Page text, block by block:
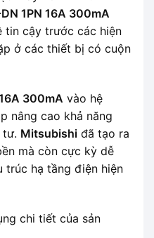
1PN 16A 300mA
tin cậy trước các hiện
ở các thiết bị có cuộn
300mA vào hệ
nâng cao khả năng
tư. Mitsubishi đã tạo ra
mà còn cực kỳ dễ
trúc hạ tầng điện hiện
chi tiết của sản